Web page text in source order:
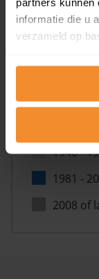
informatie die u
verzameld op
1946 -
1981 -
2008 of